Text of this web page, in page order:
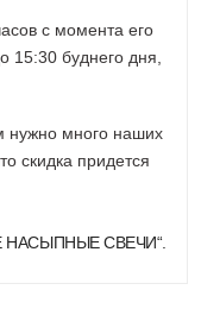
с момента его
буднего дня,
нужно много наших
скидка придется
НАСЫПНЫЕ СВЕЧИ“.